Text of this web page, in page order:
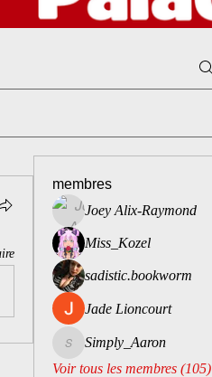
membres
Joey Alix-Raymond
Miss_Kozel
sadistic.bookworm
Jade Lioncourt
Simply_Aaron
Simply_Aaron
Voir tous les membres (105)